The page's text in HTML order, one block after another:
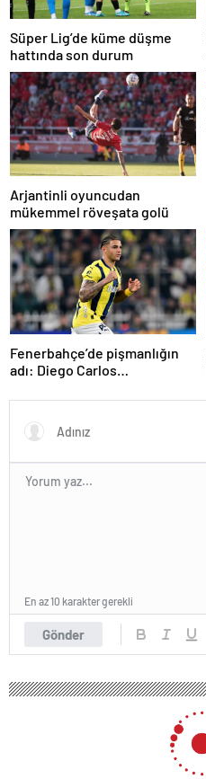
Süper Lig’de küme düşme
hattında son durum
Arjantinli oyuncudan
mükemmel röveşata golü
Fenerbahçe’de pişmanlığın
adı: Diego Carlos…
Gönder
En az 10 karakter gerekli